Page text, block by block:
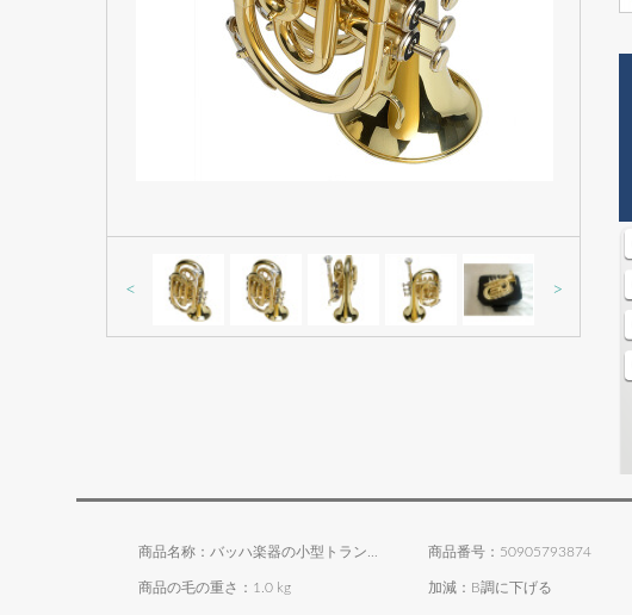
< >
商品番号：50905793874
商品の毛の重さ：1.0 kg 加減：B調に下げる